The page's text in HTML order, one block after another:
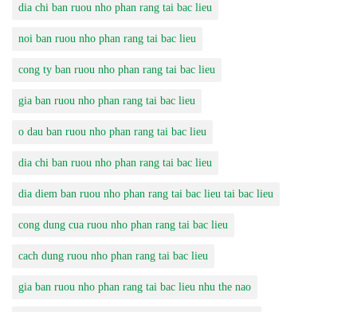
dia chi ban ruou nho phan rang tai bac lieu
noi ban ruou nho phan rang tai bac lieu
cong ty ban ruou nho phan rang tai bac lieu
gia ban ruou nho phan rang tai bac lieu
o dau ban ruou nho phan rang tai bac lieu
dia chi ban ruou nho phan rang tai bac lieu
dia diem ban ruou nho phan rang tai bac lieu tai bac lieu
cong dung cua ruou nho phan rang tai bac lieu
cach dung ruou nho phan rang tai bac lieu
gia ban ruou nho phan rang tai bac lieu nhu the nao